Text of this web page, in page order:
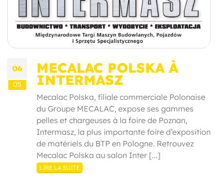
06
05
MECALAC POLSKA À
INTERMASZ
Mecalac Polska, filiale commerciale Polonaise
du Groupe MECALAC, expose ses gammes
pelles et chargeuses à la foire de Poznan,
Intermasz, la plus importante foire d’exposition
de matériels du BTP en Pologne. Retrouvez
Mecalac Polska au salon Inter [...]
LIRE LA SUITE